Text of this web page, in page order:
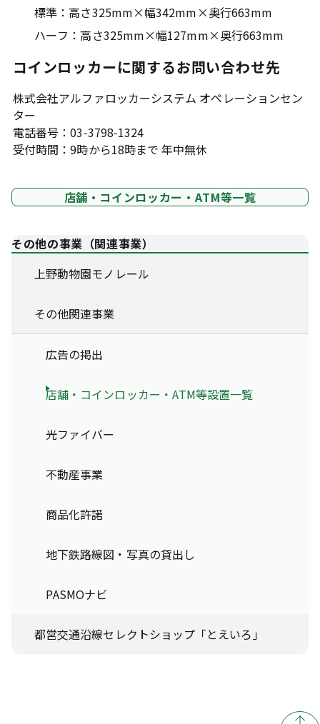
標準：高さ325mm×幅342mm×奥行663mm
ハーフ：高さ325mm×幅127mm×奥行663mm
コインロッカーに関するお問い合わせ先
株式会社アルファロッカーシステム オペレーションセン
ター
電話番号：03-3798-1324
受付時間：9時から18時まで 年中無休
店舗・コインロッカー・ATM等一覧
その他の事業（関連事業）
上野動物園モノレール
その他関連事業
広告の掲出
店舗・コインロッカー・ATM等設置一覧
光ファイバー
不動産事業
商品化許諾
地下鉄路線図・写真の貸出し
PASMOナビ
都営交通沿線セレクトショップ「とえいろ」